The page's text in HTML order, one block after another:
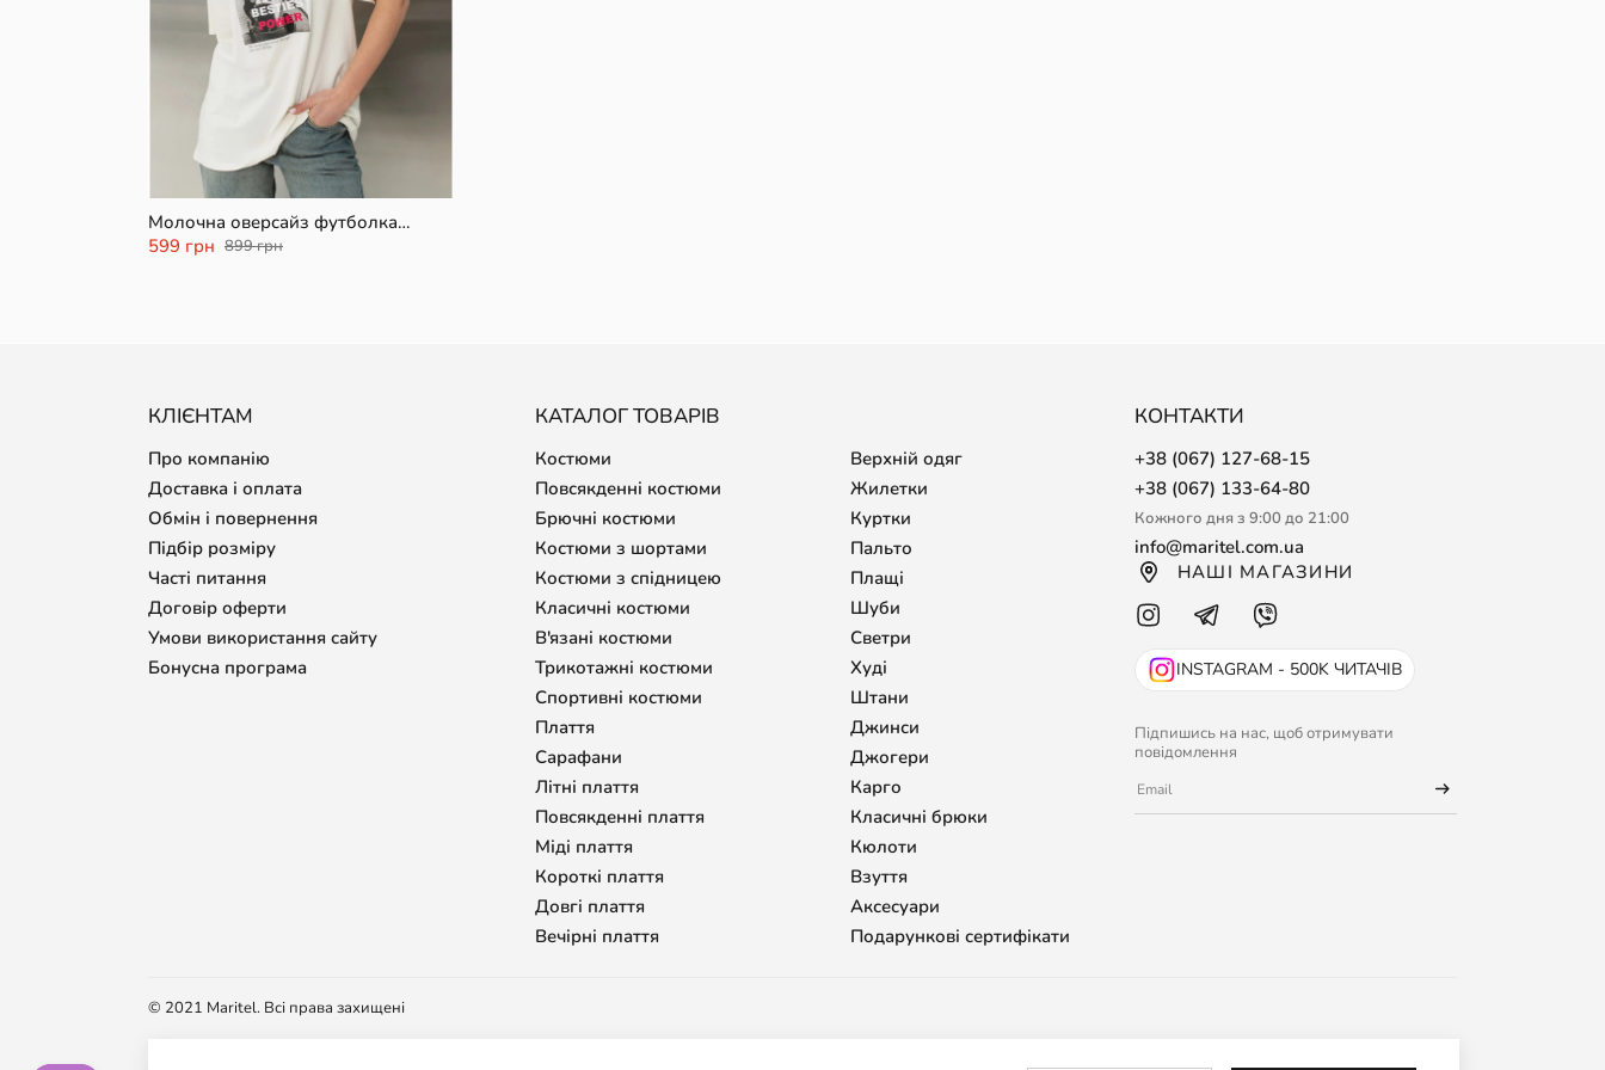
M/L L/XXL
Молочна оверсайз футболка
Besties power
599 грн 899 грн
КЛІЄНТАМ
Про компанію
Доставка і оплата
Обмін і повернення
Підбір розміру
Часті питання
Договір оферти
Умови використання сайту
Бонусна програма
КАТАЛОГ ТОВАРІВ
Костюми
Повсякденні костюми
Брючні костюми
Костюми з шортами
Костюми з спідницею
Класичні костюми
В'язані костюми
Трикотажні костюми
Спортивні костюми
Плаття
Сарафани
Літні плаття
Повсякденні плаття
Міді плаття
Короткі плаття
Довгі плаття
Вечірні плаття
Верхній одяг
Жилетки
Куртки
Пальто
Плащі
Шуби
Светри
Худі
Штани
Джинси
Джогери
Карго
Класичні брюки
Кюлоти
Взуття
Аксесуари
Подарункові сертифікати
КОНТАКТИ
+38 (067) 127-68-15
+38 (067) 133-64-80
Кожного дня з 9:00 до 21:00
info@maritel.com.ua
НАШІ МАГАЗИНИ
INSTAGRAM - 500K ЧИТАЧІВ
Підпишись на нас, щоб отримувати
повідомлення
© 2021 Maritel. Всі права захищені